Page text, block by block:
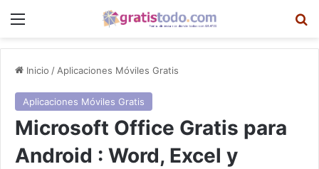
Menú
Inicio / Aplicaciones Móviles Gratis
Aplicaciones Móviles Gratis
Microsoft Office Gratis para
Android : Word, Excel y